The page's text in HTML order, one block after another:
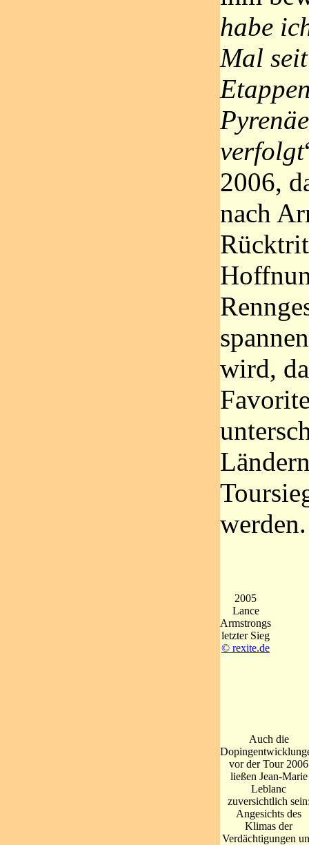
habe
Mal
verfolgt
2006,
nach
wird,
werden.
2005
Lance
Armstrongs
letzter Sieg
© rexite.de
Auch die
vor der Tour 2006
ließen Jean-Marie
Leblanc
zuversichtlich
Angesichts des
Klimas der
Verdächtigungen